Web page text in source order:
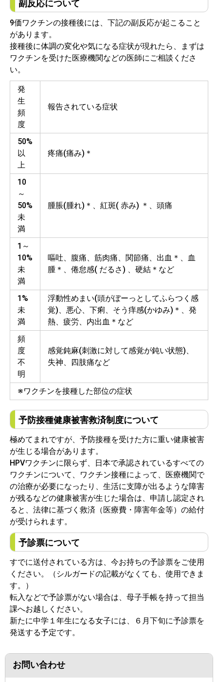
副反応について
9価ワクチンの接種後には、下記の副反応が起こること
があります。
接種後に体調の変化や気になる症状が現れたら、まずは
ワクチンを受けた医療機関などの医師にご相談くださ
い。
発
生
頻
度
報告されている症状
50%
以
上
疼痛(痛み)＊
10
～
50%
未
満
腫脹(腫れ)＊、紅斑( 赤み) ＊、頭痛
1～
10%
未
満
嘔吐、腹痛、筋肉痛、関節痛、出血＊、血
腫＊、倦怠感( だるさ) 、硬結＊など
1%
未
満
浮動性めまい(頭がぼーっとしてふらつく感
覚)、悪心、下痢、そう痒感(かゆみ)＊、発
熱、疲労、内出血＊など
頻
度
不
明
感覚鈍麻(刺激に対して感覚が鈍い状態)、
失神、四肢痛など
※ワクチンを接種した部位の症状
予防接種健康被害救済制度について
極めてまれですが、予防接種を受けた方に重い健康被害
が生じる場合があります。
HPVワクチンに限らず、日本で承認されているすべての
ワクチンについて、ワクチン接種によって、医療機関で
の治療が必要になったり、生活に支障が出るような障害
が残るなどの健康被害が生じた場合は、申請し認定され
ると、法律に基づく救済（医療費・障害年金等）の給付
が受けられます。
予診票について
すでに送付されている方は、今お持ちの予診票をご使用
ください。（シルガードの記載がなくても、使用できま
す。）
転入などで予診票がない場合は、母子手帳を持って担当
課へお越しください。
新たに中学１年生になる女子には、６月下旬に予診票を
発送する予定です。
お問い合わせ